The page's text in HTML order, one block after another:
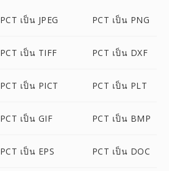
PCT เป็น JPEG PCT เป็น PNG
PCT เป็น TIFF PCT เป็น DXF
PCT เป็น PICT PCT เป็น PLT
PCT เป็น GIF PCT เป็น BMP
PCT เป็น EPS PCT เป็น DOC